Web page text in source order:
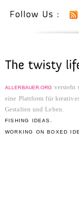
ALLERBAUER.ORG versteht
eine Plattform für
Gestalten und Leben.
FISHING IDEAS.
WORKING ON BOXED